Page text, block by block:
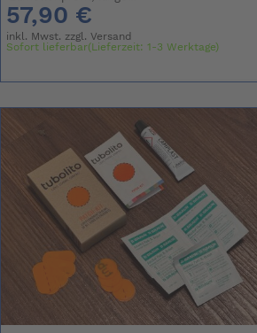
57,90 €
inkl. Mwst. zzgl.Versand
Sofort lieferbar(Lieferzeit: 1-3 Werktage)